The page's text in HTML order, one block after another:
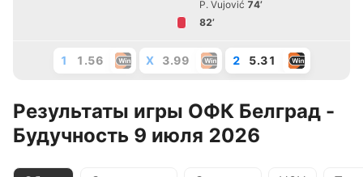
P. Vujović 74’
82’
1 1.56 X 3.99 2 5.31
Результаты игры ОФК Белград -
Будучность 9 июля 2026